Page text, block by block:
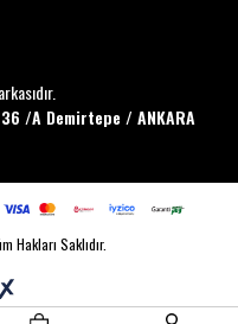
/A Demirtepe / ANKARA
Saklıdır.